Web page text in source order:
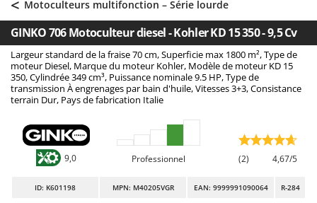
Aérateurs Scarificateurs pour gazon
Arracheuses de pommes de terre pour tracteur
Aspirateurs - Balais Électriques
Aspirateurs à cendres
Aspirateurs à feuilles sur roues
Aspirateurs de piscine
Aspirateurs Multifonctions
Atomiseurs pour traitements
AgriEuro TOP-LINE
AGT
Aima
Airmec
AL-KO
ALA 2000
Alce
Ama
Motoculteurs multifonction – Série lourde
GINKO 706 Motoculteur diesel - Kohler KD 15 350 - 9,5 Cv
Largeur standard de la fraise 70 cm, Superficie max 1800 m², Type de
moteur Diesel, Marque du moteur Kohler, Modèle de moteur KD 15
350, Cylindrée 349 cm³, Puissance nominale 9.5 HP, Type de
transmission À engrenages par bain d'huile, Vitesses 3+3, Consistance
terrain Dur, Pays de fabrication Italie
9,0 Professionnel (2) 4,67/5
ID: K601198 MPN: M40205VGR EAN: 9999991090064 R-284